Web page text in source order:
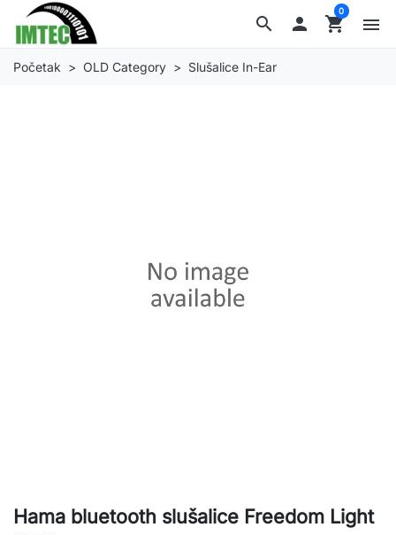
search  shopping_cart
0
menu
Početak OLD Category Slušalice In-Ear
Hama bluetooth slušalice Freedom Light